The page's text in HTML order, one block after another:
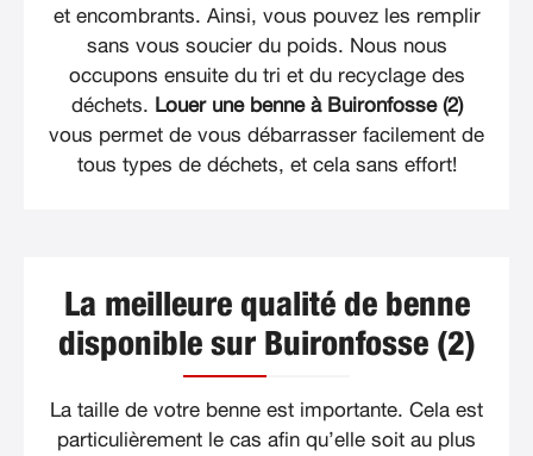
et encombrants. Ainsi, vous pouvez les remplir
sans vous soucier du poids. Nous nous
occupons ensuite du tri et du recyclage des
déchets. Louer une benne à Buironfosse (2)
vous permet de vous débarrasser facilement de
tous types de déchets, et cela sans effort!
La meilleure qualité de benne
disponible sur Buironfosse (2)
La taille de votre benne est importante. Cela est
particulièrement le cas afin qu’elle soit au plus